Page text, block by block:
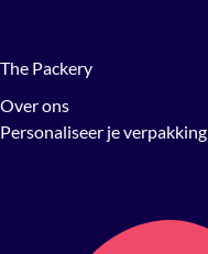
The Packery
Over ons
Personaliseer je verpakking